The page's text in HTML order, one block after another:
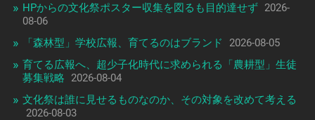
HPからの文化祭ポスター収集を図るも目的達せず 2026-
08-06
「森林型」学校広報、育てるのはブランド
2026-08-05
育てる広報へ、超少子化時代に求められる「農耕型」生徒
募集戦略
2026-08-04
文化祭は誰に見せるものなのか、その対象を改めて考える
2026-08-03